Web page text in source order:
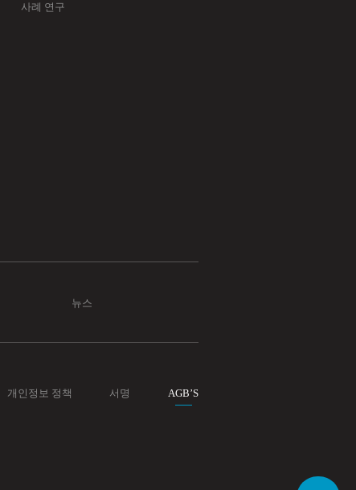
사례 연구
뉴스
개인정보 정책 서명 AGB’S